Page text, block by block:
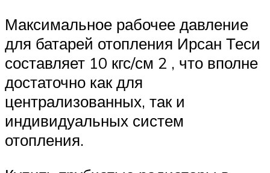
Максимальное рабочее давление
для батарей отопления Ирсан Теси
составляет 10 кгс/см 2 , что вполне
достаточно как для
централизованных, так и
индивидуальных систем
отопления.